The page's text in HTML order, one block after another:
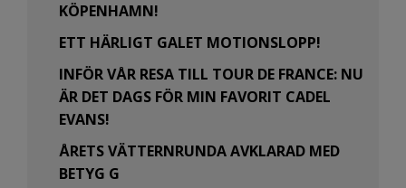
KÖPENHAMN!
ETT HÄRLIGT GALET MOTIONSLOPP!
INFÖR VÅR RESA TILL TOUR DE FRANCE: NU
ÄR DET DAGS FÖR MIN FAVORIT CADEL
EVANS!
ÅRETS VÄTTERNRUNDA AVKLARAD MED
BETYG G